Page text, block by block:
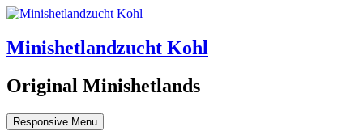
Minishetlandzucht Kohl
Original Minishetlands
Responsive Menu